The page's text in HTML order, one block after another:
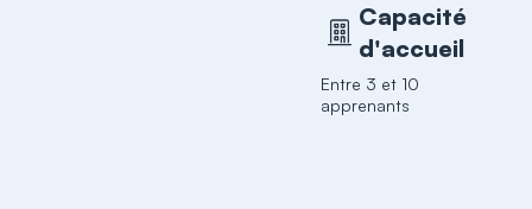
Capacité
d'accueil
Entre 3 et 10
apprenants